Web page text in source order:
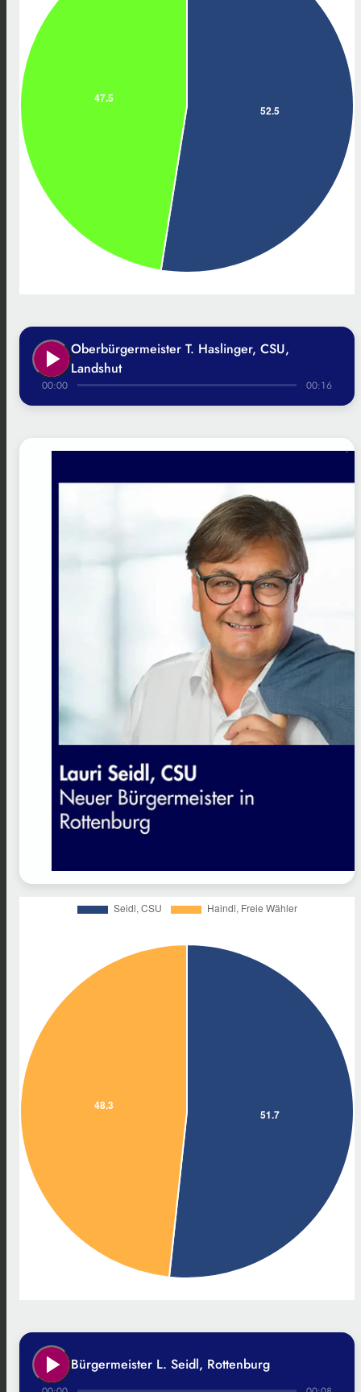
play_arrow
Oberbürgermeister T. Haslinger, CSU,
Landshut
00:00 00:16
.
play_arrow Bürgermeister L. Seidl, Rottenburg